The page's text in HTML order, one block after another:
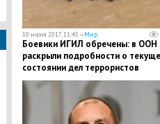
10 июня 2017, 11:45 —Мир
Боевики ИГИЛ обречены: в ООН
раскрыли подробности о
состоянии дел террористов